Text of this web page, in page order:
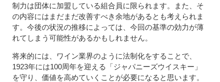
制力は団体に加盟している組合員に限られます。また、そ
の内容にはまだまだ改善すべき余地があるとも考えられま
す。今後の状況の推移によっては、今回の基準の効力が薄
れてしまう可能性があるかもしれません。
将来的には、ワイン業界のように法制化をすることで、
1923年には100周年を迎える「ジャパニーズウイスキー」
を守り、価値を高めていくことが必要になると思います。